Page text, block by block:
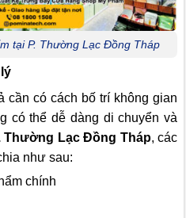
tại P. Thường Lạc Đồng Tháp
cần có cách bố trí không gian
có thể dễ dàng di chuyển và
Thường Lạc Đồng Tháp, các
như sau:
chính